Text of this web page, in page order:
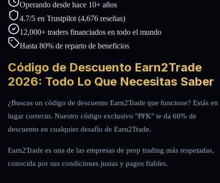
Operando desde hace 10+ años
4.7/5 en Trustpilot (4,676 reseñas)
12,000+ traders financiados en todo el mundo
Hasta 80% de reparto de beneficios
Código de Descuento Earn2Trade
2026: Todo Lo Que Necesitas Saber
¿Buscas un código de descuento Earn2Trade que funcione? Estás en
lugar correcto. Nuestro código exclusivo "PFK" te da 60% de
descuento en cualquier desafío de Earn2Trade.
Earn2Trade es una de las empresas de prop trading más respetadas,
conocida por sus condiciones justas y pagos fiables.